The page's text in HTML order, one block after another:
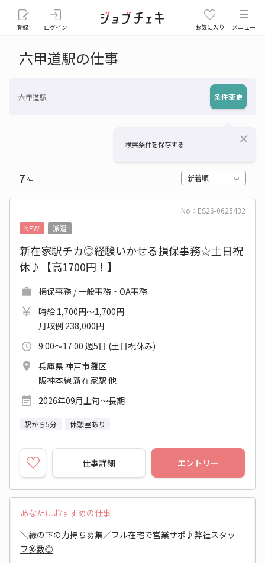
登録 ログイン お気に入り メニュー
六甲道駅の仕事
六甲道駅 条件変更
検索条件を保存する close
7件 新着順
No：ES26-0625432
NEW
派遣
新在家駅チカ◎経験いかせる損保事務☆土日祝
休♪【高1700円！】
損保事務 / 一般事務・OA事務
時給 1,700円～1,700円
月収例 238,000円
9:00～17:00 週5日 (土日祝休み)
兵庫県 神戸市灘区
阪神本線 新在家駅 他
2026年09月上旬～長期
駅から5分 休憩室あり
仕事詳細 エントリー
あなたにおすすめの仕事
＼縁の下の力持ち募集／フル在宅で営業サポ♪弊社スタッ
フ多数◎